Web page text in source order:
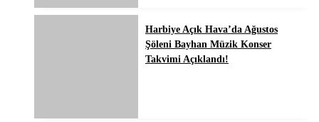
Harbiye Açık Hava’da Ağustos
Şöleni Bayhan Müzik Konser
Takvimi Açıklandı!